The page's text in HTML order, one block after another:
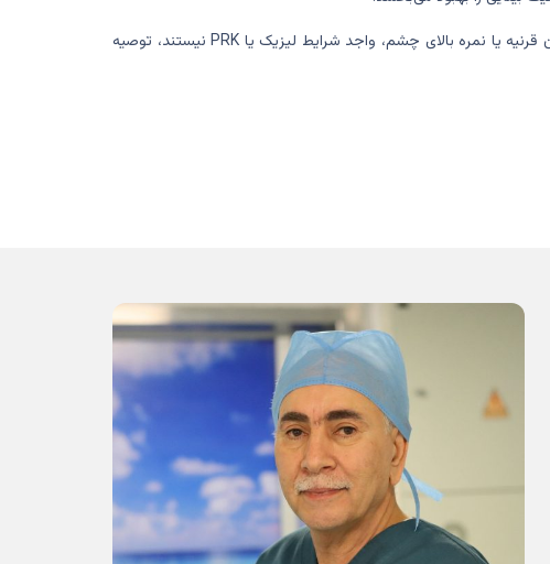
این جراحی معمولاً برای افرادی که به دلیل نازک بودن قرنیه یا نمره بالای چشم، واجد شرایط لیزیک یا PRK نیستند، توصیه